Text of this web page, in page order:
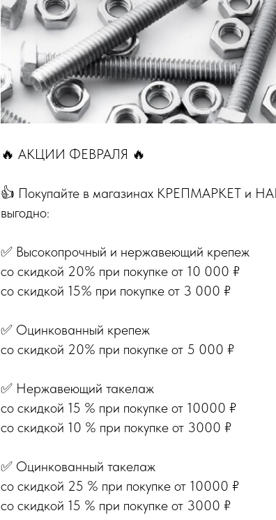
🔥 АКЦИИ ФЕВРАЛЯ 🔥
👍 Покупайте в магазинах КРЕПМАРКЕТ и
выгодно:
✅ Высокопрочный и нержавеющий крепеж
со скидкой 20% при покупке от 10 000 ₽
со скидкой 15% при покупке от 3 000 ₽
✅ Оцинкованный крепеж
со скидкой 20% при покупке от 5 000 ₽
✅ Нержавеющий такелаж
со скидкой 15 % при покупке от 10000 ₽
со скидкой 10 % при покупке от 3000 ₽
✅ Оцинкованный такелаж
со скидкой 25 % при покупке от 10000 ₽
со скидкой 15 % при покупке от 3000 ₽